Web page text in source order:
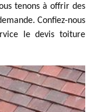
tenons à offrir des
Confiez-nous
le devis toiture